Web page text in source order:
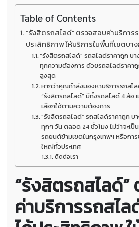
Table of Contents
“รังสิตรถสไลด์” ตรวจสอบค่าบริการ
ประสิทธิภาพ ให้บริการในพื้นที่เขตบาง
“รังสิตรถสไลด์” รถสไลด์ราคาถูก บ
ทุกความต้องการ ด้วยรถสไลด์ราคา
สูงสุด
หากว่าคุณกำลังมองหาบริการรถสไ
“รังสิตรถสไลด์” มีทั้งรถสไลด์ 4 ล้อ
เลือกใช้ตามความต้องการ
“รังสิตรถสไลด์” รถสไลด์ราคาถูก บ
ทุกๆ วัน ตลอด 24 ชั่วโมง ไม่ว่าจะเป็
รถยนต์ข้ามเขตในกรุงเทพฯ หรือกา
ใหญ่ทั่วประเทศ
ติดต่อเรา
“รังสิตรถสไลด์”
ค่าบริการรถสไล